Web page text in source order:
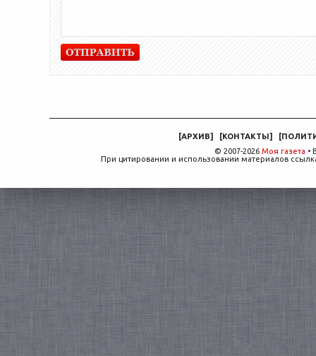
[АРХИВ] [КОНТАКТЫ] [
© 2007-2026 Моя газета •
При цитировании и использовании материалов